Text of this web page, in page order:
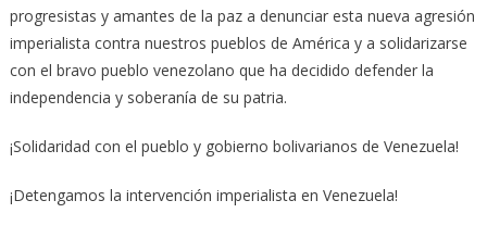
progresistas y amantes de la paz a denunciar esta nueva agresión
imperialista contra nuestros pueblos de América y a solidarizarse
con el bravo pueblo venezolano que ha decidido defender la
independencia y soberanía de su patria.
¡Solidaridad con el pueblo y gobierno bolivarianos de Venezuela!
¡Detengamos la intervención imperialista en Venezuela!